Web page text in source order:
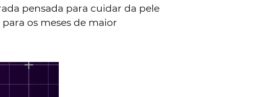
pensada para cuidar da pele
os meses de maior